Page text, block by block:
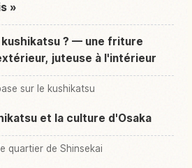
»
? — une friture
juteuse à l'intérieur
sur le kushikatsu
et la culture d'Osaka
quartier de Shinsekai